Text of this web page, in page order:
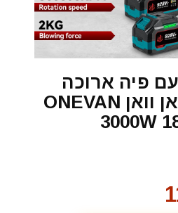
עם פיה ארוכה
למקיטה מבית ואן וואן ONEVAN
3000W